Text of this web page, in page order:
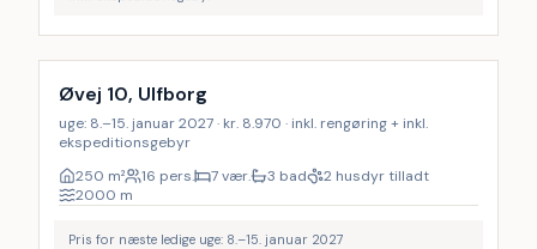
Inkl. rengøring
Øvej 10, Ulfborg
uge: 8.–15. januar 2027 · kr. 8.970 · inkl. rengøring + inkl.
ekspeditionsgebyr
250 m² 16 pers. 7 vær. 3 bad
2 husdyr tilladt
2000 m
Pris for næste ledige uge: 8.–15. januar 2027